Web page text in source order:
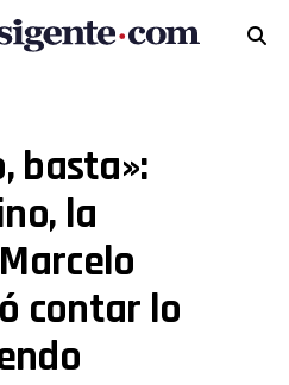
basta»:
la
contar lo